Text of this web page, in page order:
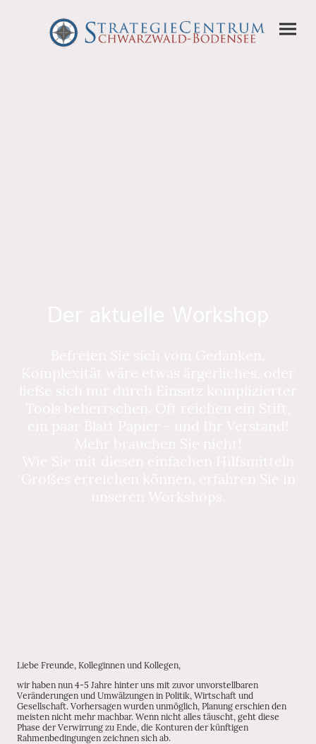
Liebe Freunde, Kolleginnen und Kollegen,
wir haben nun 4-5 Jahre hinter uns mit zuvor unvorstellbaren
Veränderungen und Umwälzungen in Politik, Wirtschaft und
Gesellschaft. Vorhersagen wurden unmöglich, Planung erschien den
meisten nicht mehr machbar. Wenn nicht alles täuscht, geht diese
Phase der Verwirrung zu Ende, die Konturen der künftigen
Rahmenbedingungen zeichnen sich ab.